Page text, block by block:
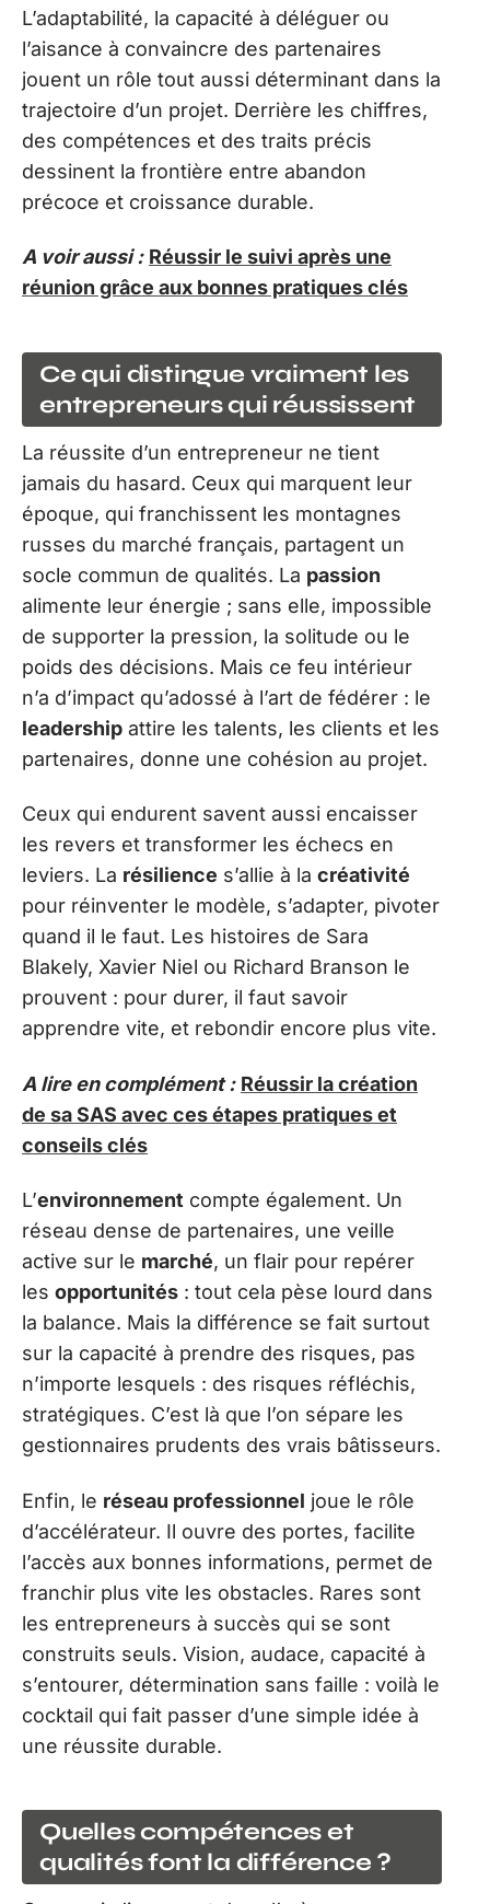
L’adaptabilité, la capacité à déléguer ou
l’aisance à convaincre des partenaires
jouent un rôle tout aussi déterminant dans la
trajectoire d’un projet. Derrière les chiffres,
des compétences et des traits précis
dessinent la frontière entre abandon
précoce et croissance durable.
A voir aussi : Réussir le suivi après une
réunion grâce aux bonnes pratiques clés
Ce qui distingue vraiment les
entrepreneurs qui réussissent
La réussite d’un entrepreneur ne tient
jamais du hasard. Ceux qui marquent leur
époque, qui franchissent les montagnes
russes du marché français, partagent un
socle commun de qualités. La passion
alimente leur énergie ; sans elle, impossible
de supporter la pression, la solitude ou le
poids des décisions. Mais ce feu intérieur
n’a d’impact qu’adossé à l’art de fédérer : le
leadership attire les talents, les clients et les
partenaires, donne une cohésion au projet.
Ceux qui endurent savent aussi encaisser
les revers et transformer les échecs en
leviers. La résilience s’allie à la créativité
pour réinventer le modèle, s’adapter, pivoter
quand il le faut. Les histoires de Sara
Blakely, Xavier Niel ou Richard Branson le
prouvent : pour durer, il faut savoir
apprendre vite, et rebondir encore plus vite.
A lire en complément : Réussir la création
de sa SAS avec ces étapes pratiques et
conseils clés
L’environnement compte également. Un
réseau dense de partenaires, une veille
active sur le marché, un flair pour repérer
les opportunités : tout cela pèse lourd dans
la balance. Mais la différence se fait surtout
sur la capacité à prendre des risques, pas
n’importe lesquels : des risques réfléchis,
stratégiques. C’est là que l’on sépare les
gestionnaires prudents des vrais bâtisseurs.
Enfin, le réseau professionnel joue le rôle
d’accélérateur. Il ouvre des portes, facilite
l’accès aux bonnes informations, permet de
franchir plus vite les obstacles. Rares sont
les entrepreneurs à succès qui se sont
construits seuls. Vision, audace, capacité à
s’entourer, détermination sans faille : voilà le
cocktail qui fait passer d’une simple idée à
une réussite durable.
Quelles compétences et
qualités font la différence ?